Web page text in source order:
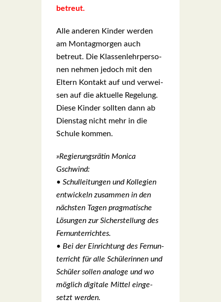
betreut.
Alle ande­ren Kin­der wer­den
am Mon­tag­mor­gen auch
betreut. Die Klas­sen­lehr­per­so­
nen neh­men jedoch mit den
Eltern Kon­takt auf und ver­wei­
sen auf die aktu­el­le Rege­lung.
Die­se Kin­der soll­ten dann ab
Diens­tag nicht mehr in die
Schu­le kom­men.
»Regie­rungs­rä­tin Moni­ca
Gschwind:
• Schul­lei­tun­gen und Kol­le­gi­en
ent­wi­ckeln zusam­men in den
nächs­ten Tagen prag­ma­ti­sche
Lösun­gen zur Sicher­stel­lung des
Fern­un­ter­rich­tes.
• Bei der Ein­rich­tung des Fern­un­
ter­richt für alle Schü­le­rin­nen und
Schü­ler sol­len ana­lo­ge und wo
mög­lich digi­ta­le Mit­tel ein­ge­
setzt wer­den.